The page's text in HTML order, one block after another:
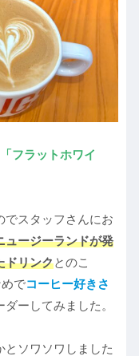
「フラットホワイ
でスタッフさんにお
ュージーランドが発
ドリンクとのこ
でコーヒー好きさ
ーしてみました。
とソワソワしました